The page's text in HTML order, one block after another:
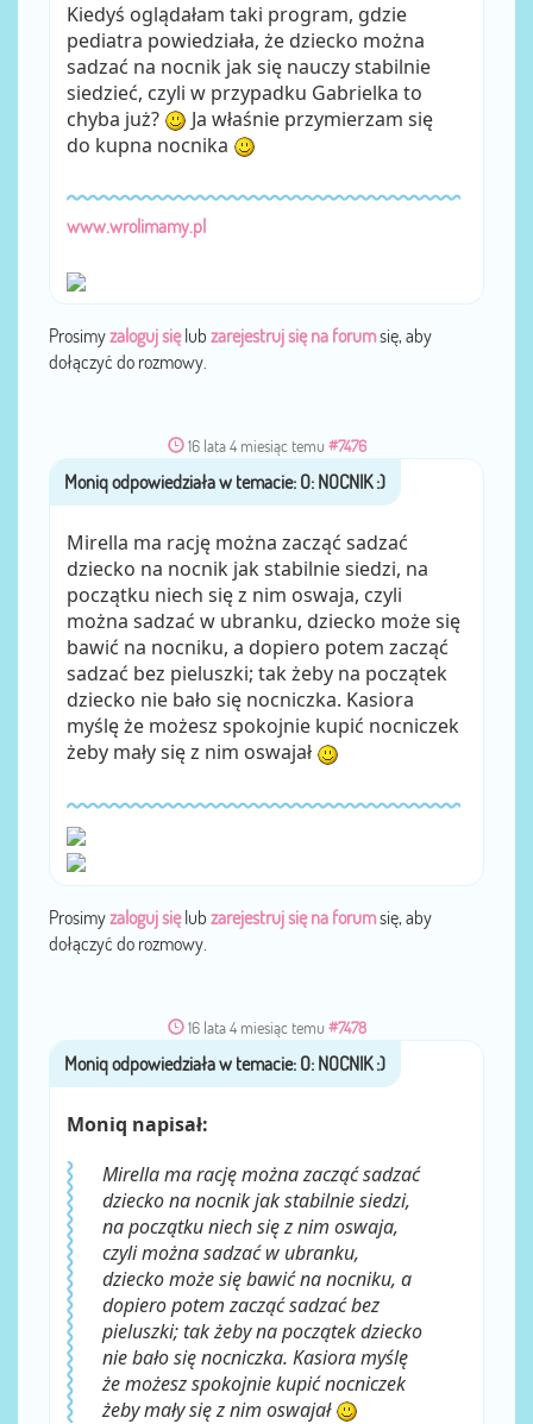
Kiedyś oglądałam taki program, gdzie
pediatra powiedziała, że dziecko można
sadzać na nocnik jak się nauczy stabilnie
siedzieć, czyli w przypadku Gabrielka to
chyba już?
Ja właśnie przymierzam się
do kupna nocnika
www.wrolimamy.pl
Prosimyzaloguj sięlub zarejestruj się na forumsię, aby
dołączyć do rozmowy.
16 lata 4 miesiąc temu #7476
przezMoniq
Mirella ma rację można zacząć sadzać
dziecko na nocnik jak stabilnie siedzi, na
początku niech się z nim oswaja, czyli
można sadzać w ubranku, dziecko może się
bawić na nocniku, a dopiero potem zacząć
sadzać bez pieluszki; tak żeby na początek
dziecko nie bało się nocniczka. Kasiora
myślę że możesz spokojnie kupić nocniczek
żeby mały się z nim oswajał
Prosimyzaloguj sięlub zarejestruj się na forumsię, aby
dołączyć do rozmowy.
16 lata 4 miesiąc temu #7478
przezMoniq
Moniq napisał:
Mirella ma rację można zacząć sadzać
dziecko na nocnik jak stabilnie siedzi,
na początku niech się z nim oswaja,
czyli można sadzać w ubranku,
dziecko może się bawić na nocniku, a
dopiero potem zacząć sadzać bez
pieluszki; tak żeby na początek dziecko
nie bało się nocniczka. Kasiora myślę
że możesz spokojnie kupić nocniczek
żeby mały się z nim oswajał